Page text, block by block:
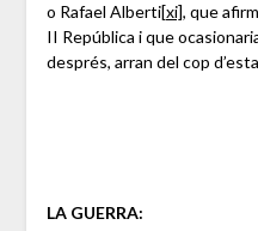
o Rafael Alberti[xi], que
II República i que
després, arran del cop
LA GUERRA: